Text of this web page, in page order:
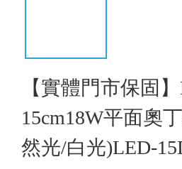
【實體門市保固
15cm18W平面奧
然光/白光)LED-